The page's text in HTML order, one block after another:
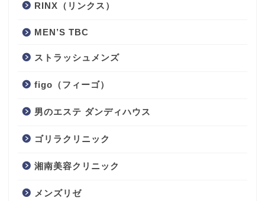
RINX（リンクス）
MEN’S TBC
ストラッシュメンズ
figo（フィーゴ）
男のエステ ダンディハウス
ゴリラクリニック
湘南美容クリニック
メンズリゼ